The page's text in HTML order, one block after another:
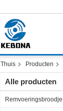
Thuis Producten
Alle producten
Remvoeringsbroodje